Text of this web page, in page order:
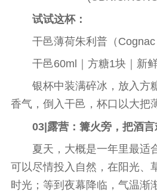
试试这杯：
干邑薄荷朱利普（Cognac
干邑60ml｜方糖1块｜新
银杯中装满碎冰，放入方
香气，倒入干邑，杯口以大把
03|露营：篝火旁，把酒言
夏天，大概是一年里最适
可以尽情投入自然，在阳光、
时光；等到夜幕降临，气温渐